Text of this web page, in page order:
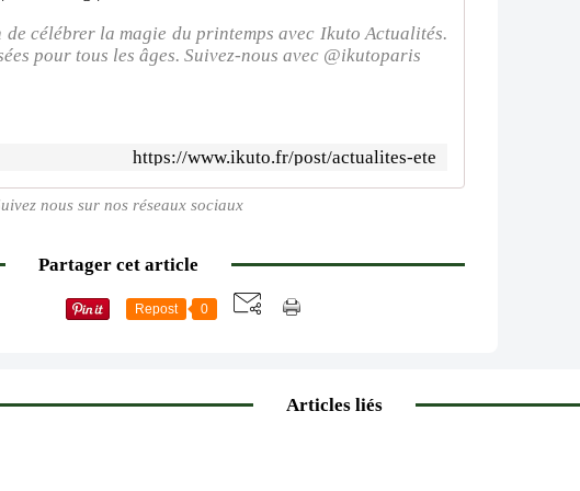
de célébrer la magie du printemps avec Ikuto Actualités.
pour tous les âges. Suivez-nous avec @ikutoparis
https://www.ikuto.fr/post/actualites-ete
nous sur nos réseaux sociaux
Partager cet article
Repost 0
Articles liés